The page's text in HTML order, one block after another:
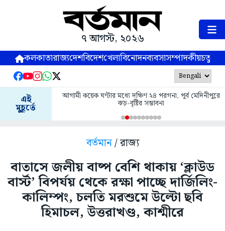
৭ আগস্ট, ২০২৬
কলকাতারাজ্যদেশবিদেশখেলাবিনোদনব্যবসাসম্পাদকীয়
এই
মুহূর্তে
আগামী কয়েক ঘণ্টার মধ্যে দক্ষিণ ২৪ পরগনা, পূর্ব মেদিনীপুরে
ঝড়-বৃষ্টির সম্ভাবনা
বর্তমান/ রাজ্য
বাতাসে জলীয় বাষ্প বেশি থাকায় ‘ক্লাউড
বার্স্ট’ বিপর্যয় থেকে রক্ষা পাচ্ছে দার্জিলিং-
কালিম্পং, চলতি মরশুমে উল্টো ছবি
হিমাচল, উত্তরাখণ্ড, কাশ্মীরে